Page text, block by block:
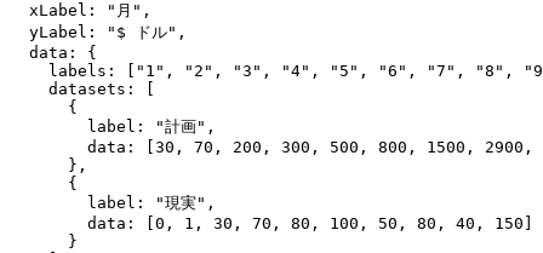
  xLabel: "月",
  yLabel: "$ ドル",
  data: {
labels: ["1", "2", "3", "4", "5", "6", "7", "8",
    datasets: [
      {
        label: "計画",
data: [30, 70, 200, 300, 500, 800, 1500, 2900,
      },
      {
        label: "現実",
        data: [0, 1, 30, 70, 80, 100, 50, 80, 40, 150]
      }